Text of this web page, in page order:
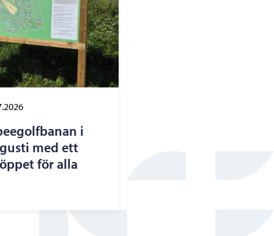
i
med ett
för alla